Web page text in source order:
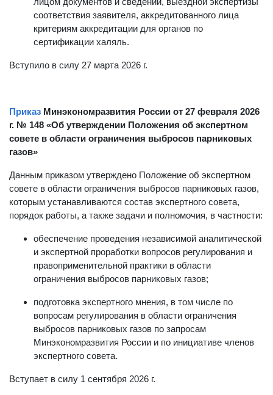
лицом документов и сведений, выездной экспертизы
соответствия заявителя, аккредитованного лица
критериям аккредитации для органов по
ПриказМинэкономразвития России от 27 февраля 2026
г. № 148 «Об утверждении Положения об экспертном
совете в области ограничения выбросов парниковых
Данным приказом утверждено Положение об экспертном
совете в области ограничения выбросов парниковых газов,
которым устанавливаются состав экспертного совета,
обеспечение проведения независимой аналитической
и экспертной проработки вопросов регулирования и
правоприменительной практики в области
подготовка экспертного мнения, в том числе по
вопросам регулирования в области ограничения
выбросов парниковых газов по запросам
Минэкономразвития России и по инициативе членов